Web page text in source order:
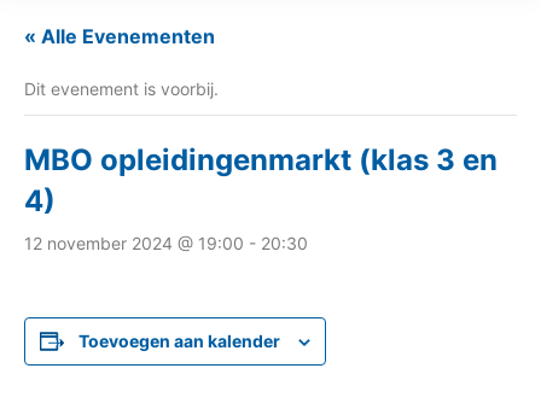
« Alle Evenementen
Dit evenement is voorbij.
MBO opleidingenmarkt (klas 3 en
4)
12 november 2024 @ 19:00 - 20:30
Toevoegen aan kalender